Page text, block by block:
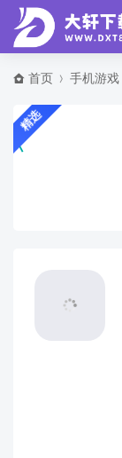
首页 手机游戏
精选